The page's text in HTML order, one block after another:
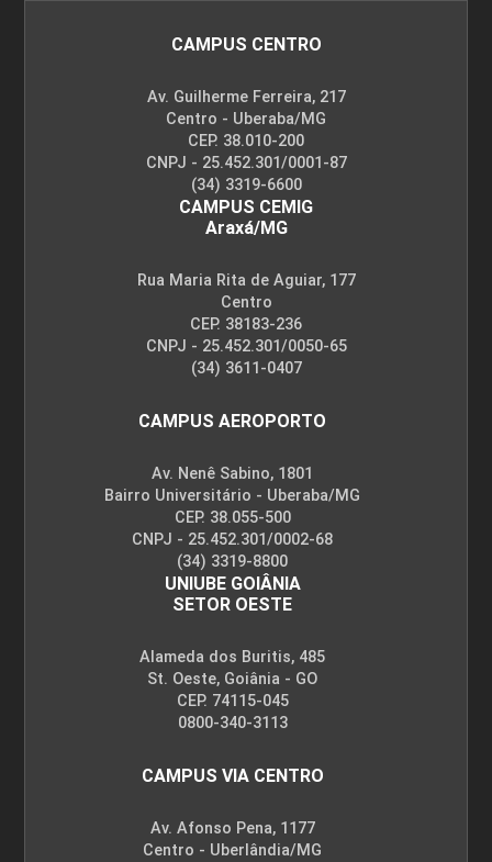
CAMPUS CENTRO
Av. Guilherme Ferreira, 217
Centro - Uberaba/MG
CEP. 38.010-200
CNPJ - 25.452.301/0001-87
(34) 3319-6600
CAMPUS CEMIG
Araxá/MG
Rua Maria Rita de Aguiar, 177
Centro
CEP. 38183-236
CNPJ - 25.452.301/0050-65
(34) 3611-0407
CAMPUS AEROPORTO
Av. Nenê Sabino, 1801
Bairro Universitário - Uberaba/MG
CEP. 38.055-500
CNPJ - 25.452.301/0002-68
(34) 3319-8800
UNIUBE GOIÂNIA
SETOR OESTE
Alameda dos Buritis, 485
St. Oeste, Goiânia - GO
CEP. 74115-045
0800-340-3113
CAMPUS VIA CENTRO
Av. Afonso Pena, 1177
Centro - Uberlândia/MG